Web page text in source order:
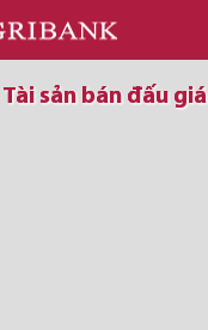
Tài sản bán đấu giá
Tài sản bán đấu giá
Tài sản bán đấu giá